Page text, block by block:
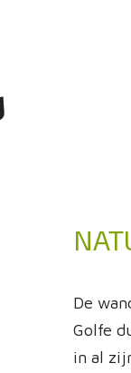
De
Golfe
in al